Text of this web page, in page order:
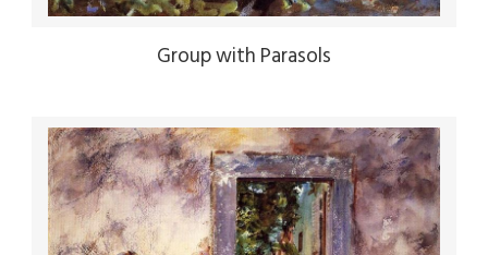
Group with Parasols